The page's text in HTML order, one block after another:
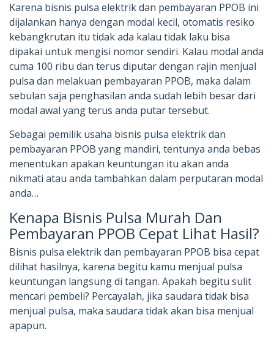
Karena bisnis pulsa elektrik dan pembayaran PPOB ini
dijalankan hanya dengan modal kecil, otomatis resiko
kebangkrutan itu tidak ada kalau tidak laku bisa
dipakai untuk mengisi nomor sendiri. Kalau modal anda
cuma 100 ribu dan terus diputar dengan rajin menjual
pulsa dan melakuan pembayaran PPOB, maka dalam
sebulan saja penghasilan anda sudah lebih besar dari
modal awal yang terus anda putar tersebut.
Sebagai pemilik usaha bisnis pulsa elektrik dan
pembayaran PPOB yang mandiri, tentunya anda bebas
menentukan apakan keuntungan itu akan anda
nikmati atau anda tambahkan dalam perputaran modal
anda…
Kenapa Bisnis Pulsa Murah Dan
Pembayaran PPOB Cepat Lihat Hasil?
Bisnis pulsa elektrik dan pembayaran PPOB bisa cepat
dilihat hasilnya, karena begitu kamu menjual pulsa
keuntungan langsung di tangan. Apakah begitu sulit
mencari pembeli? Percayalah, jika saudara tidak bisa
menjual pulsa, maka saudara tidak akan bisa menjual
apapun.